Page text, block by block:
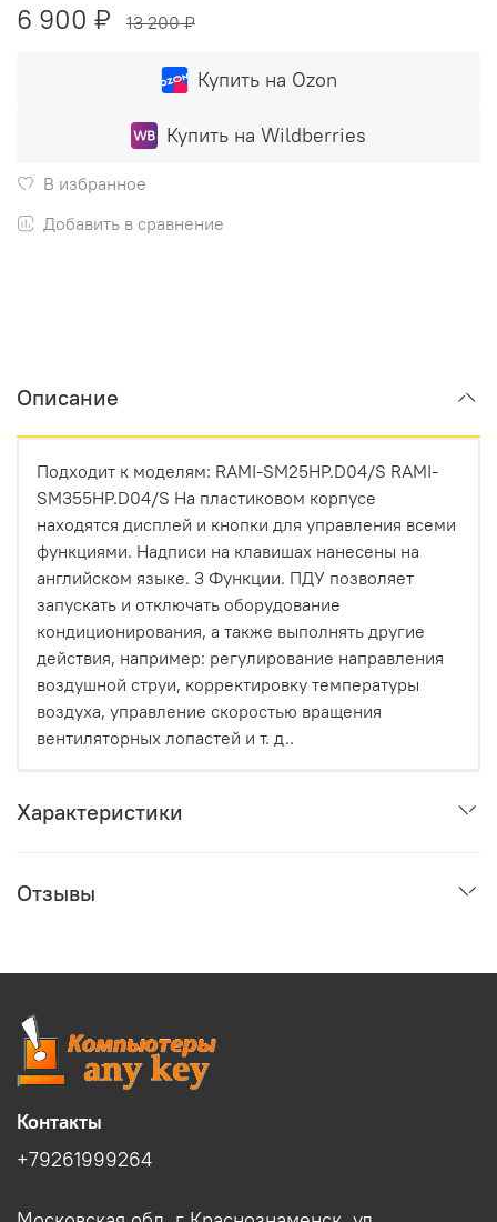
6 900 ₽ 13 200 ₽
Купить на Ozon
Купить на Wildberries
В избранное
Добавить в сравнение
Описание
Подходит к моделям: RAMI-SM25HP.D04/S RAMI-
SM355HP.D04/S На пластиковом корпусе
находятся дисплей и кнопки для управления всеми
функциями. Надписи на клавишах нанесены на
английском языке. 3 Функции. ПДУ позволяет
запускать и отключать оборудование
кондиционирования, а также выполнять другие
действия, например: регулирование направления
воздушной струи, корректировку температуры
воздуха, управление скоростью вращения
вентиляторных лопастей и т. д..
Характеристики
Отзывы
Контакты
+79261999264